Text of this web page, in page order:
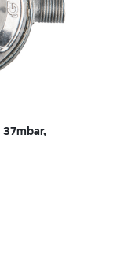
37mbar,